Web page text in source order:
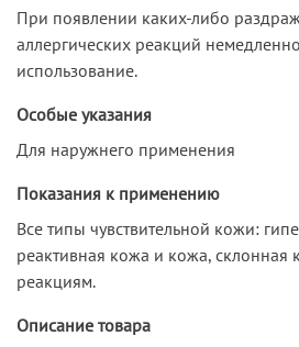
При появлении каких-либо
аллергических реакций
использование.
Особые указания
Для наружнего применения
Показания к применению
Все типы чувствительной кожи:
реактивная кожа и кожа, склонная
реакциям.
Описание товара